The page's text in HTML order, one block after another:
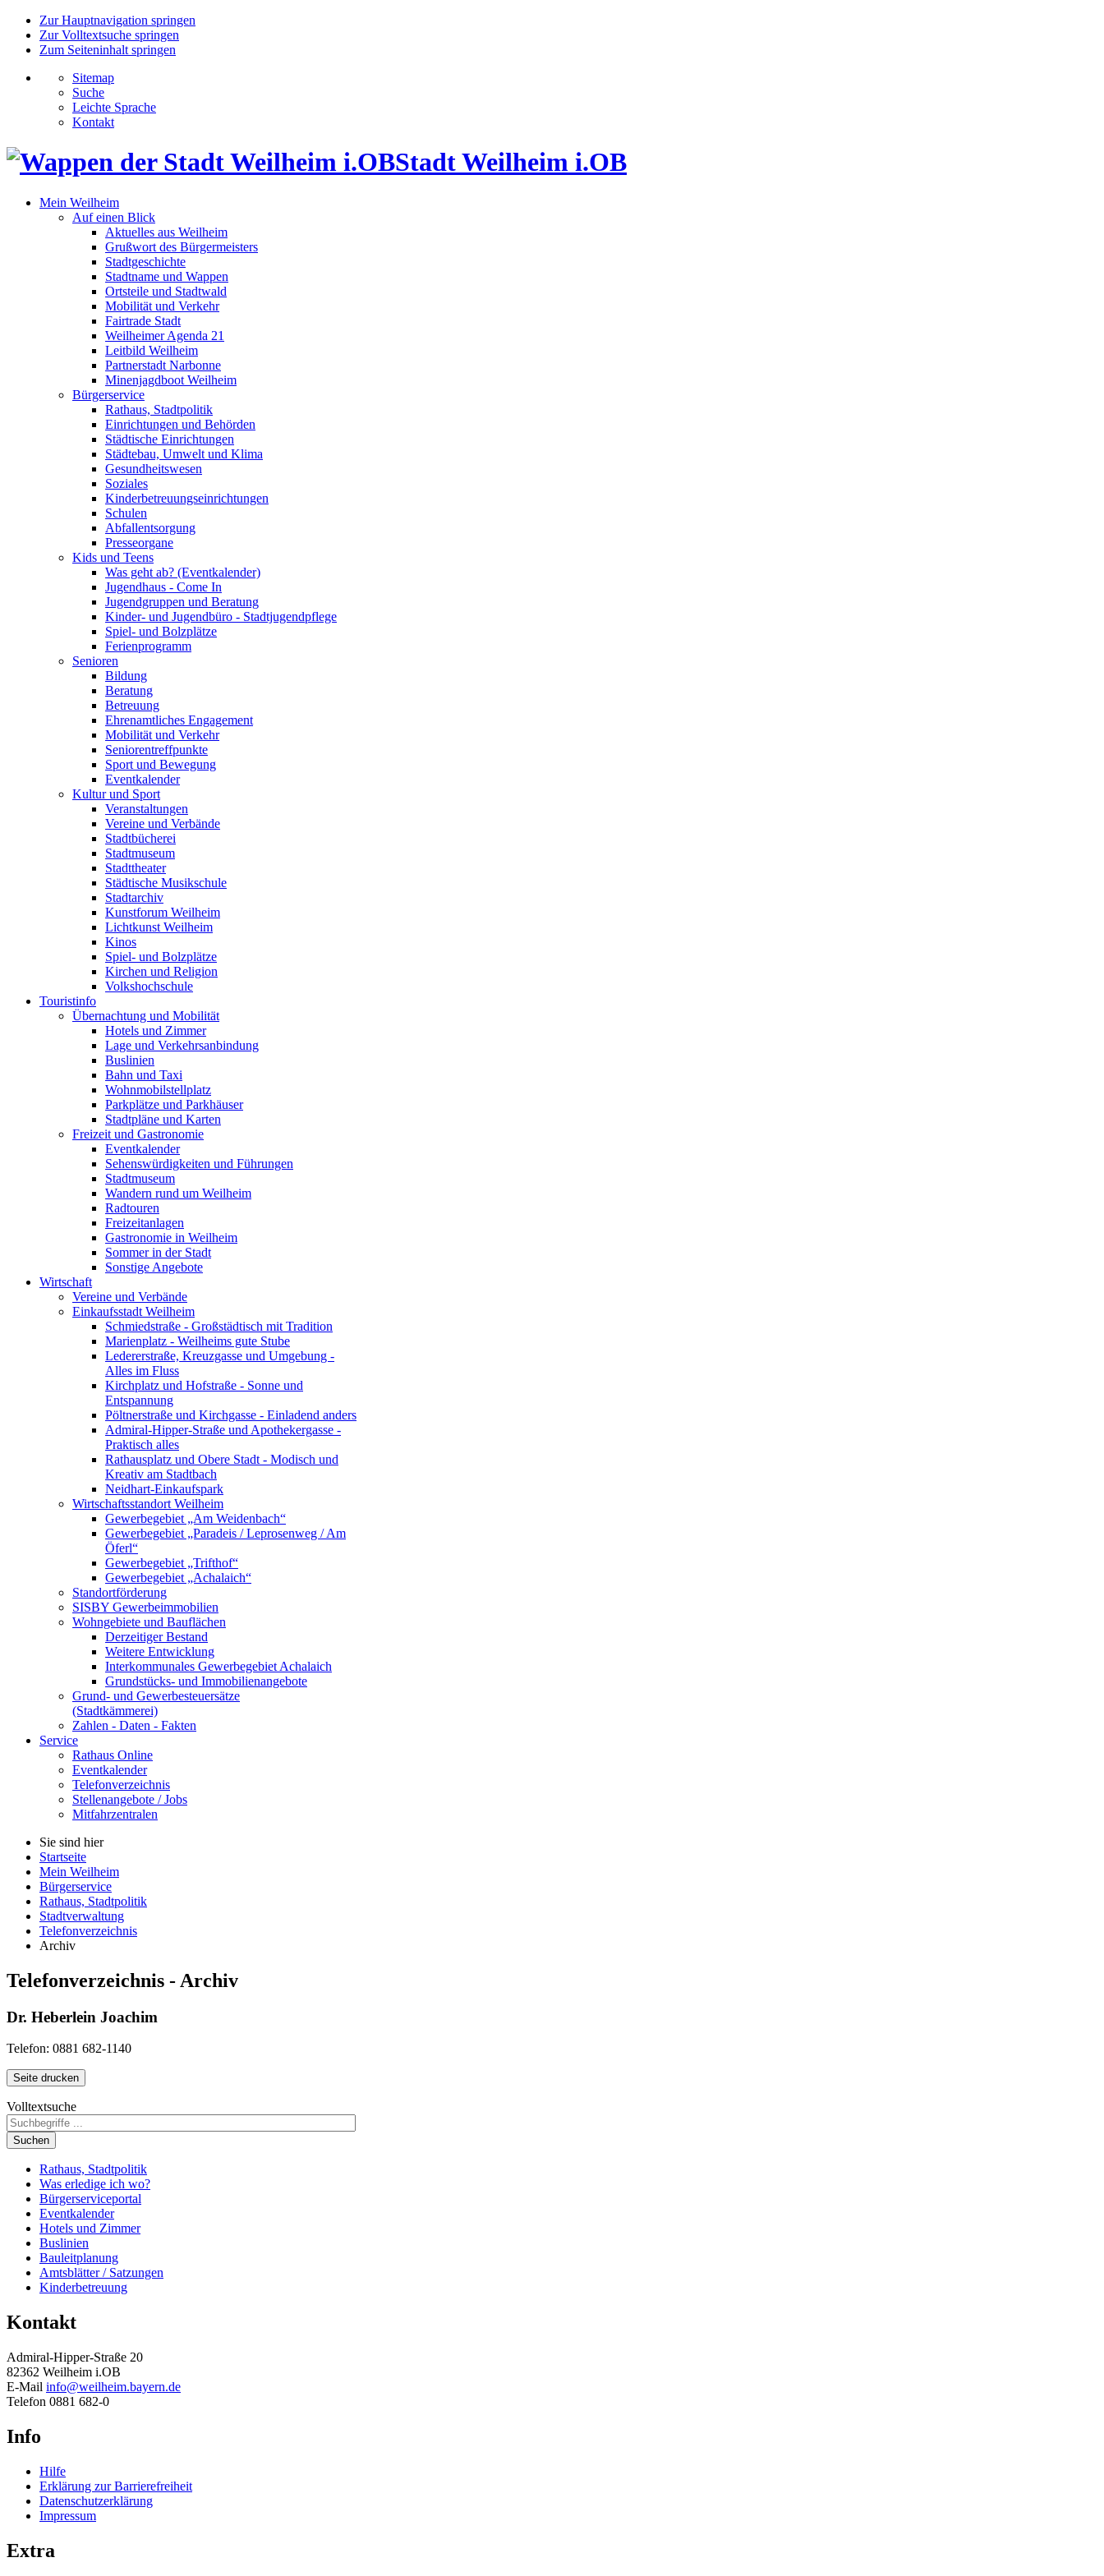
Zur Hauptnavigation springen
Zur Volltextsuche springen
Zum Seiteninhalt springen
Sitemap
Suche
Leichte Sprache
Kontakt
Stadt Weilheim i.OB
Mein Weilheim
Auf einen Blick
Aktuelles aus Weilheim
Grußwort des Bürgermeisters
Stadtgeschichte
Stadtname und Wappen
Ortsteile und Stadtwald
Mobilität und Verkehr
Fairtrade Stadt
Weilheimer Agenda 21
Leitbild Weilheim
Partnerstadt Narbonne
Minenjagdboot Weilheim
Bürgerservice
Rathaus, Stadtpolitik
Einrichtungen und Behörden
Städtische Einrichtungen
Städtebau, Umwelt und Klima
Gesundheitswesen
Soziales
Kinderbetreuungseinrichtungen
Schulen
Abfallentsorgung
Presseorgane
Kids und Teens
Was geht ab? (Eventkalender)
Jugendhaus - Come In
Jugendgruppen und Beratung
Kinder- und Jugendbüro - Stadtjugendpflege
Spiel- und Bolzplätze
Ferienprogramm
Senioren
Bildung
Beratung
Betreuung
Ehrenamtliches Engagement
Mobilität und Verkehr
Seniorentreffpunkte
Sport und Bewegung
Eventkalender
Kultur und Sport
Veranstaltungen
Vereine und Verbände
Stadtbücherei
Stadtmuseum
Stadttheater
Städtische Musikschule
Stadtarchiv
Kunstforum Weilheim
Lichtkunst Weilheim
Kinos
Spiel- und Bolzplätze
Kirchen und Religion
Volkshochschule
Touristinfo
Übernachtung und Mobilität
Hotels und Zimmer
Lage und Verkehrsanbindung
Buslinien
Bahn und Taxi
Wohnmobilstellplatz
Parkplätze und Parkhäuser
Stadtpläne und Karten
Freizeit und Gastronomie
Eventkalender
Sehenswürdigkeiten und Führungen
Stadtmuseum
Wandern rund um Weilheim
Radtouren
Freizeitanlagen
Gastronomie in Weilheim
Sommer in der Stadt
Sonstige Angebote
Wirtschaft
Vereine und Verbände
Einkaufsstadt Weilheim
Schmiedstraße - Großstädtisch mit Tradition
Marienplatz - Weilheims gute Stube
Ledererstraße, Kreuzgasse und Umgebung -
Alles im Fluss
Kirchplatz und Hofstraße - Sonne und
Entspannung
Pöltnerstraße und Kirchgasse - Einladend anders
Admiral-Hipper-Straße und Apothekergasse -
Praktisch alles
Rathausplatz und Obere Stadt - Modisch und
Kreativ am Stadtbach
Neidhart-Einkaufspark
Wirtschaftsstandort Weilheim
Gewerbegebiet „Am Weidenbach“
Gewerbegebiet „Paradeis / Leprosenweg / Am
Öferl“
Gewerbegebiet „Trifthof“
Gewerbegebiet „Achalaich“
Standortförderung
SISBY Gewerbeimmobilien
Wohngebiete und Bauflächen
Derzeitiger Bestand
Weitere Entwicklung
Interkommunales Gewerbegebiet Achalaich
Grundstücks- und Immobilienangebote
Grund- und Gewerbesteuersätze
(Stadtkämmerei)
Zahlen - Daten - Fakten
Service
Rathaus Online
Eventkalender
Telefonverzeichnis
Stellenangebote / Jobs
Mitfahrzentralen
Sie sind hier
Startseite
Mein Weilheim
Bürgerservice
Rathaus, Stadtpolitik
Stadtverwaltung
Telefonverzeichnis
Archiv
Telefonverzeichnis - Archiv
Dr. Heberlein Joachim
Telefon: 0881 682-1140
Seite drucken
Volltextsuche
Suchen
Rathaus, Stadtpolitik
Was erledige ich wo?
Bürgerserviceportal
Eventkalender
Hotels und Zimmer
Buslinien
Bauleitplanung
Amtsblätter / Satzungen
Kinderbetreuung
Kontakt
Admiral-Hipper-Straße 20
82362 Weilheim i.OB
E-Mail info@weilheim.bayern.de
Telefon 0881 682-0
Info
Hilfe
Erklärung zur Barrierefreiheit
Datenschutzerklärung
Impressum
Extra